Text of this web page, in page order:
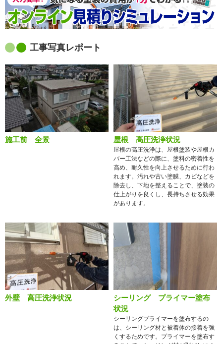
工事写真レポート
施工前 全景 屋根 高圧洗浄状況
屋根の高圧洗浄は、屋根塗装や屋根カ
バー工法などの際に、塗料の密着性を
高め、耐久性を向上させるために行わ
れます。汚れや古い塗膜、カビなどを
除去し、下地を整えることで、塗装の
仕上がりを良くし、長持ちさせる効果
があります。
外壁 高圧洗浄状況
シーリング プライマー塗布
状況
シーリングプライマーを塗布するの
は、シーリング材と被着体の接着を強
くするためです。プライマーを塗布す